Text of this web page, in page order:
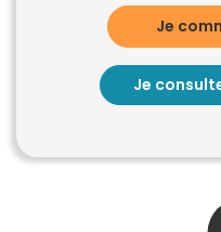
Je
Je